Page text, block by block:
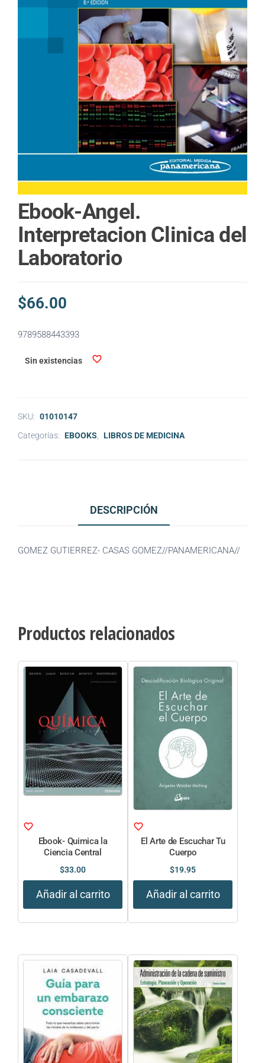
Ebook-Angel.
Interpretacion Clinica del
Laboratorio
$66.00
9789588443393
Sin existencias
SKU: 01010147
Categorías: EBOOKS LIBROS DE MEDICINA
DESCRIPCIÓN
GOMEZ GUTIERREZ- CASAS GOMEZ//PANAMERICANA//
Productos relacionados
Ebook- Quimica la
Ciencia Central
$33.00
Añadir al carrito
El Arte de Escuchar Tu
Cuerpo
$19.95
Añadir al carrito